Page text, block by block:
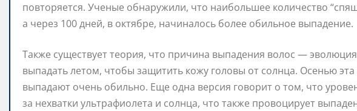
повторяется. Ученые обнаружили, что наибольшее количество
а через 100 дней, в октябре, начиналось более обильное выпадение.
Также существует теория, что причина выпадения волос —
выпадать летом, чтобы защитить кожу головы от солнца. Осенью
выпадают очень обильно. Еще одна версия говорит о том, что
за нехватки ультрафиолета и солнца, что также провоцирует